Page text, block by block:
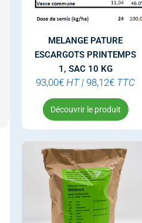
MELANGE PATURE
ESCARGOTS PRINTEMPS
1, SAC 10 KG
93,00€ HT | 98,12€ TTC
Découvrir le produit